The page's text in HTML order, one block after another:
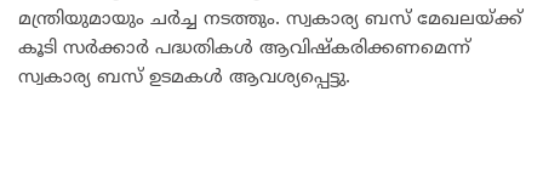
മന്ത്രിയുമായും ചർച്ച നടത്തും. സ്വകാര്യ ബസ് മേഖലയ്ക്ക്
കൂടി സർക്കാർ പദ്ധതികൾ ആവിഷ്കരിക്കണമെന്ന്
സ്വകാര്യ ബസ് ഉടമകൾ ആവശ്യപ്പെട്ടു.